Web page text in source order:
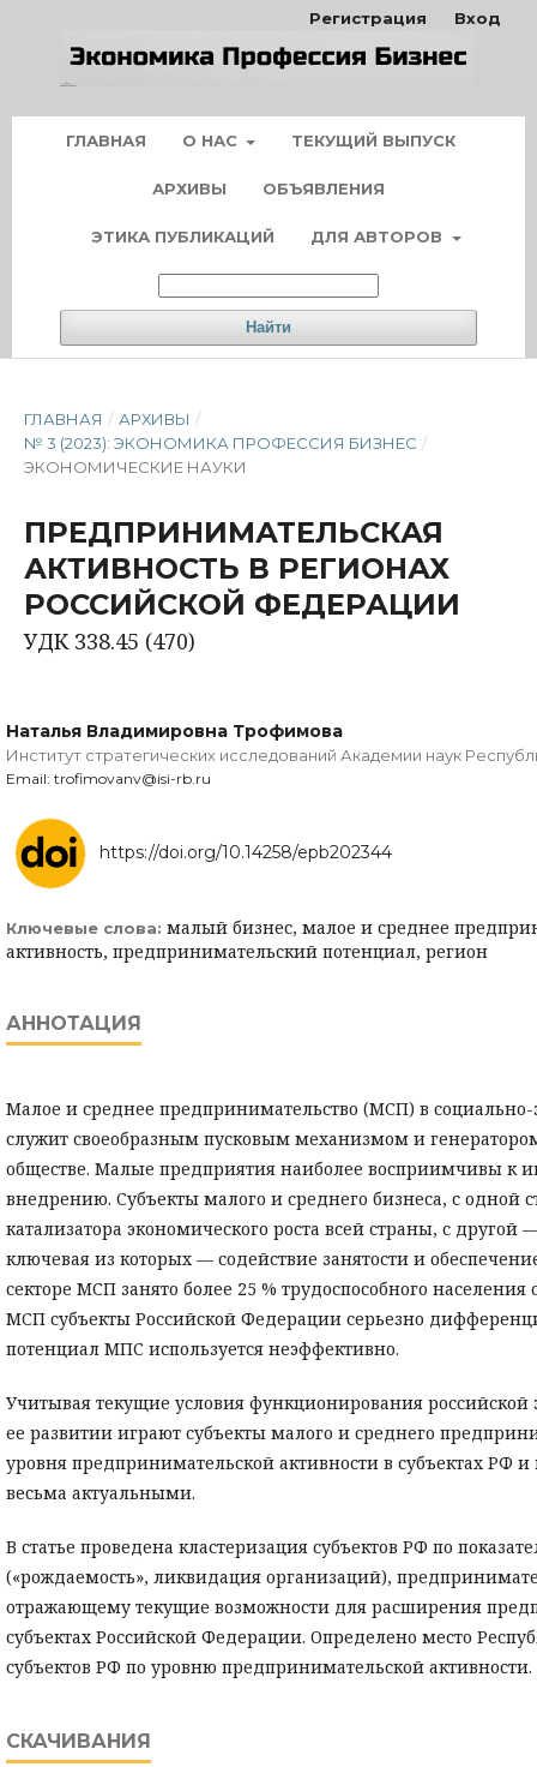
ГЛАВНАЯ О НАС ТЕКУЩИЙ ВЫПУСК
АРХИВЫ ОБЪЯВЛЕНИЯ
ЭТИКА ПУБЛИКАЦИЙ ДЛЯ АВТОРОВ
Найти
Регистрация Вход
ГЛАВНАЯ / АРХИВЫ /
№ 3 (2023): ЭКОНОМИКА ПРОФЕССИЯ БИЗНЕС /
ЭКОНОМИЧЕСКИЕ НАУКИ
ПРЕДПРИНИМАТЕЛЬСКАЯ
АКТИВНОСТЬ В РЕГИОНАХ
РОССИЙСКОЙ ФЕДЕРАЦИИ
УДК 338.45 (470)
Наталья Владимировна Трофимова
Институт стратегических исследований Академии наук
Email: trofimovanv@isi-rb.ru
https://doi.org/10.14258/epb202344
Ключевые слова: малый бизнес, малое и среднее
активность, предпринимательский потенциал, регион
АННОТАЦИЯ
Малое и среднее предпринимательство (МСП) в
служит своеобразным пусковым механизмом и
обществе. Малые предприятия наиболее восприимчивы к
внедрению. Субъекты малого и среднего бизнеса, с одной
катализатора экономического роста всей страны, с
ключевая из которых — содействие занятости и
секторе МСП занято более 25 % трудоспособного
МСП субъекты Российской Федерации серьезно
потенциал МПС используется неэффективно.
Учитывая текущие условия функционирования
ее развитии играют субъекты малого и среднего
уровня предпринимательской активности в субъектах РФ
весьма актуальными.
В статье проведена кластеризация субъектов РФ по
(«рождаемость», ликвидация организаций),
отражающему текущие возможности для расширения
субъектах Российской Федерации. Определено место
субъектов РФ по уровню предпринимательской активности.
СКАЧИВАНИЯ